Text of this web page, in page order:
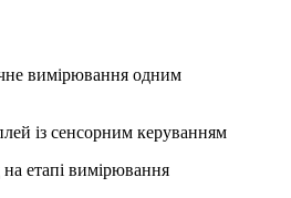
вимірювання одним
із сенсорним керуванням
етапі вимірювання